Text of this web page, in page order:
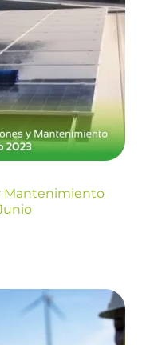
y
el mes de
Mantenimiento